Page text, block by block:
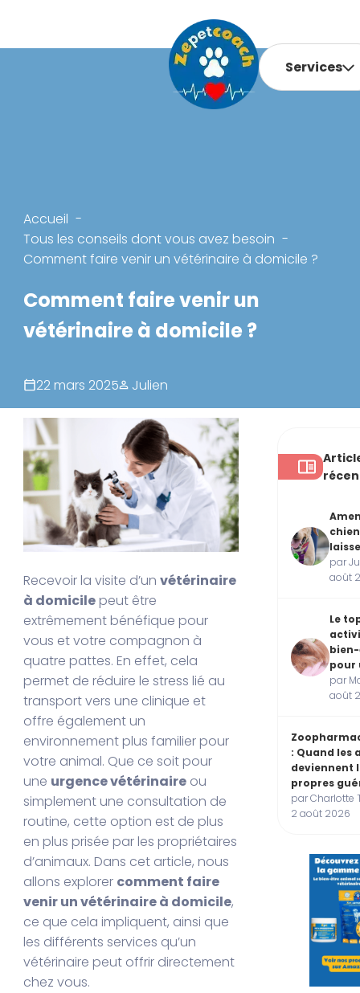
Services
Accueil
Tous les conseils dont vous avez besoin
Comment faire venir un vétérinaire à domicile ?
Comment faire venir un
vétérinaire à domicile ?
22 mars 2025 Julien
Recevoir la visite d’unvétérinaire
à domicile peut être
extrêmement bénéfique pour
vous et votre compagnon à
quatre pattes. En effet, cela
permet de réduire le stress lié au
transport vers une clinique et
offre également un
environnement plus familier pour
votre animal. Que ce soit pour
une urgence vétérinaire ou
simplement une consultation de
routine, cette option est de plus
en plus prisée par les propriétaires
d’animaux. Dans cet article, nous
allons explorer comment faire
venir un vétérinaire à domicile,
ce que cela impliquent, ainsi que
les différents services qu’un
vétérinaire peut offrir directement
chez vous.
par
août
Le
pour
par
août
: Quand les
deviennent
propres
par Charlotte
2 août 2026